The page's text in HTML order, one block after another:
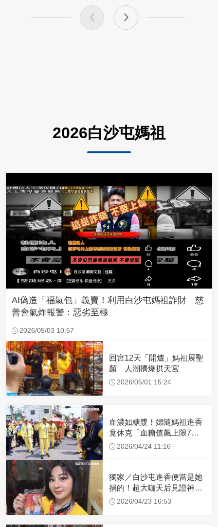
2026白沙屯媽祖
AI偽造「福氣包」義賣！利用白沙屯媽祖詐財 慈
善會氣炸報警：惡劣至極
2026/05/03 10:57
回宮12天「開爐」媽祖展聖
顏 人潮擠爆拱天宮
2026/05/01 15:24
血濃如糖漿！婦隨媽祖進香
竟休克「血糖值飆上限7
倍」 醫曝原因
2026/04/24 11:16
獨家／白沙屯進香便當是她
捐的！超大咖天后見證神
蹟 一靠近媽祖就爆哭
2026/04/23 16:53